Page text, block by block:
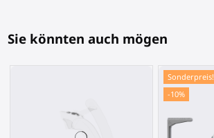
Sie könnten auch mögen
Sonderpreis!
-10%